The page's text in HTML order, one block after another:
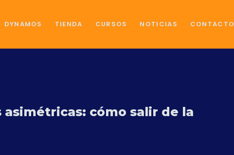
DYNAMOS TIENDA CURSOS NOTICIAS CONTACTO
cómo salir de la